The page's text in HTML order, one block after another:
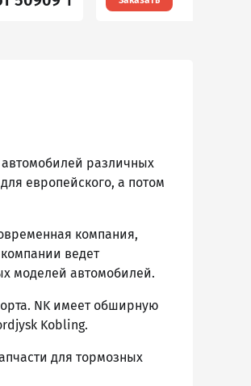
различных
европейского, а потом
компания,
ведет
моделей автомобилей.
NK имеет обширную
Kobling.
для тормозных